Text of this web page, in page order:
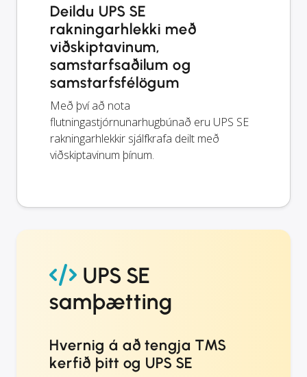
Deildu UPS SE
rakningarhlekki með
viðskiptavinum,
samstarfsaðilum og
samstarfsfélögum
Með því að nota
flutningastjórnunarhugbúnað eru UPS SE
rakningarhlekkir sjálfkrafa deilt með
viðskiptavinum þínum.
UPS SE
samþætting
Hvernig á að tengja TMS
kerfið þitt og UPS SE